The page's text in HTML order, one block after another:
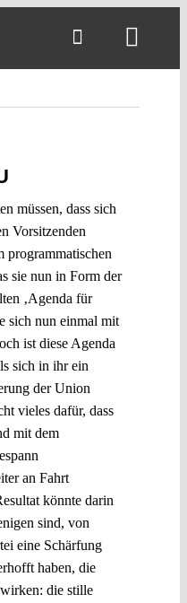
müssen, dass sich
Vorsitzenden
programmatischen
sie nun in Form der
‚Agenda für
sich nun einmal mit
ist diese Agenda
sich in ihr ein
der Union
vieles dafür, dass
mit dem
an Fahrt
könnte darin
sind, von
eine Schärfung
haben, die
die stille